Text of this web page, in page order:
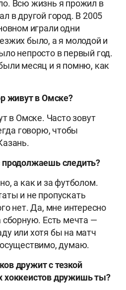
Всю жизнь я прожил в
в другой город. В 2005
играли одни
было, а я молодой и
непросто в первый год.
месяц и я помню, как
живут в Омске?
в Омске. Часто зовут
говорю, чтобы
следить?
а как и за футболом.
и не пропускать
нет. Да, мне интересно
сборную. Есть мечта —
или хотя бы на матч
думаю.
дружит с тезкой
дружишь ты?